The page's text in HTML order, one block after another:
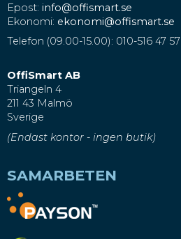
Epost: info@offismart.se
Ekonomi: ekonomi@offismart.se
Telefon (09.00-15.00): 010-516 47 57
OffiSmart AB
Triangeln 4
211 43 Malmö
Sverige
(Endast kontor - ingen butik)
SAMARBETEN